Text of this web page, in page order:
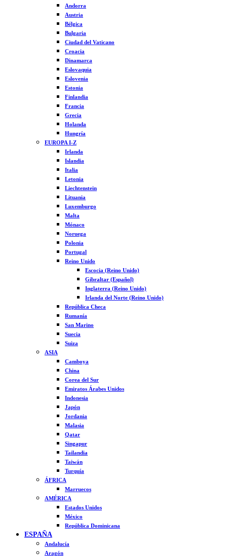
Andorra
Austria
Bélgica
Bulgaria
Ciudad del Vaticano
Croacia
Dinamarca
Eslovaquia
Eslovenia
Estonia
Finlandia
Francia
Grecia
Holanda
Hungría
EUROPA I-Z
Irlanda
Islandia
Italia
Letonia
Liechtenstein
Lituania
Luxemburgo
Malta
Mónaco
Noruega
Polonia
Portugal
Reino Unido
Escocia (Reino Unido)
Gibraltar (Español)
Inglaterra (Reino Unido)
Irlanda del Norte (Reino Unido)
República Checa
Rumanía
San Marino
Suecia
Suiza
ASIA
Camboya
China
Corea del Sur
Emiratos Árabes Unidos
Indonesia
Japón
Jordania
Malasia
Qatar
Singapur
Tailandia
Taiwán
Turquía
ÁFRICA
Marruecos
AMÉRICA
Estados Unidos
México
República Dominicana
ESPAÑA
Andalucía
Aragón